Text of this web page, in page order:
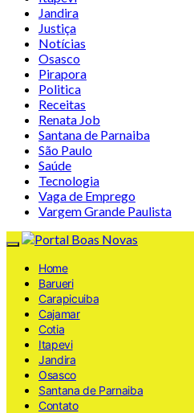
Jandira
Justiça
Notícias
Osasco
Pirapora
Politica
Receitas
Renata Job
Santana de Parnaiba
São Paulo
Saúde
Tecnologia
Vaga de Emprego
Vargem Grande Paulista
Home
Barueri
Carapicuiba
Cajamar
Cotia
Itapevi
Jandira
Osasco
Santana de Parnaiba
Contato